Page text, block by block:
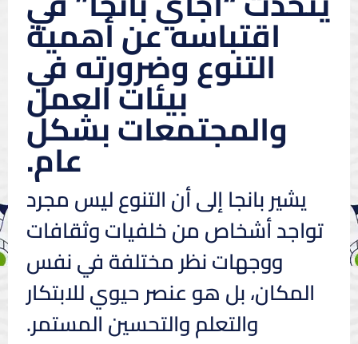
اقتباسه عن أهمية
التنوع وضرورته في
بيئات العمل
والمجتمعات بشكل
عام.
يشير بانجا إلى أن التنوع ليس مجرد
تواجد أشخاص من خلفيات وثقافات
ووجهات نظر مختلفة في نفس
المكان، بل هو عنصر حيوي للابتكار
والتعلم والتحسين المستمر.